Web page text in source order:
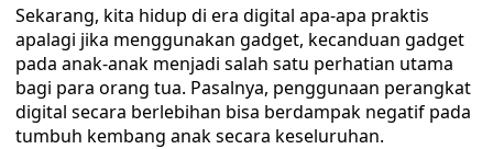
Sekarang, kita hidup di era digital apa-apa praktis
apalagi jika menggunakan gadget, kecanduan gadget
pada anak-anak menjadi salah satu perhatian utama
bagi para orang tua. Pasalnya, penggunaan perangkat
digital secara berlebihan bisa berdampak negatif pada
tumbuh kembang anak secara keseluruhan.